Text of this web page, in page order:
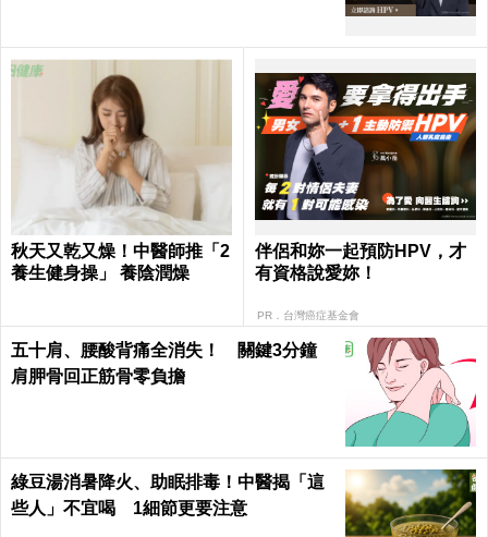
秋天又乾又燥！中醫師推「2
養生健身操」 養陰潤燥
伴侶和妳一起預防HPV，才
有資格說愛妳！
PR．台灣癌症基金會
五十肩、腰酸背痛全消失！ 關鍵3分鐘
肩胛骨回正筋骨零負擔
綠豆湯消暑降火、助眠排毒！中醫揭「這
些人」不宜喝 1細節更要注意